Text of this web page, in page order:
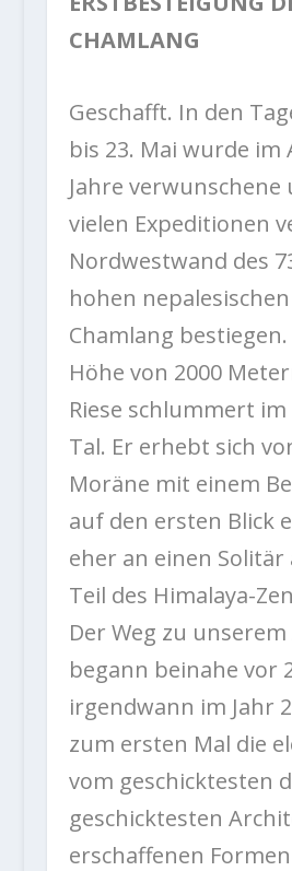
CHAMLANG
Geschafft. In den
bis 23. Mai wurde im
Jahre verwunschene
vielen Expeditionen
Nordwestwand des
hohen
Chamlang
Höhe von 2000
Riese schlummert
Tal. Er erhebt sich
Moräne mit einem
auf den ersten Blick
eher an einen Solitär
Teil des Himalaya-
Der Weg zu
begann beinahe vor
irgendwann im Jahr
zum ersten Mal die
vom geschicktesten
geschicktesten
erschaffenen